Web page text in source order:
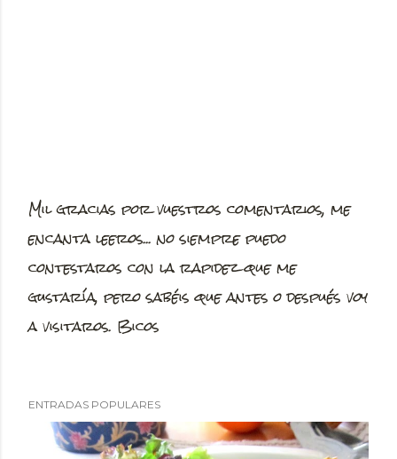
P
u
l
a
Mil gracias por vuestros comentarios, me
encanta leeros... no siempre puedo
contestaros con la rapidez que me
gustaría, pero sabéis que antes o después voy
a visitaros. Bicos
ENTRADAS POPULARES